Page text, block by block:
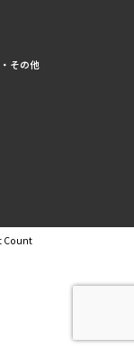
その他
Count